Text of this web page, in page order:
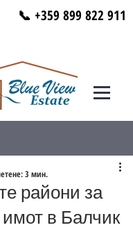
📞 +359 899 822 911
райони за
имот в Балчик
3 мин.